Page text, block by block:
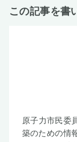
この記事を書
原子力市民委
築のための情